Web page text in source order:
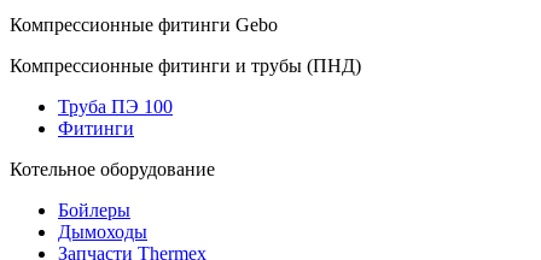
Компрессионные фитинги Gebo
Компрессионные фитинги и трубы (ПНД)
Труба ПЭ 100
Фитинги
Котельное оборудование
Бойлеры
Дымоходы
Запчасти Thermex